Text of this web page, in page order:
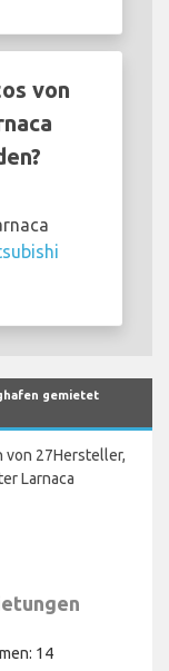
von
gemietet
von 27Hersteller,
Larnaca
14